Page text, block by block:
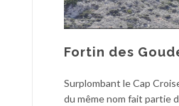
Fortin des
Surplombant le Cap
du même nom fait partie